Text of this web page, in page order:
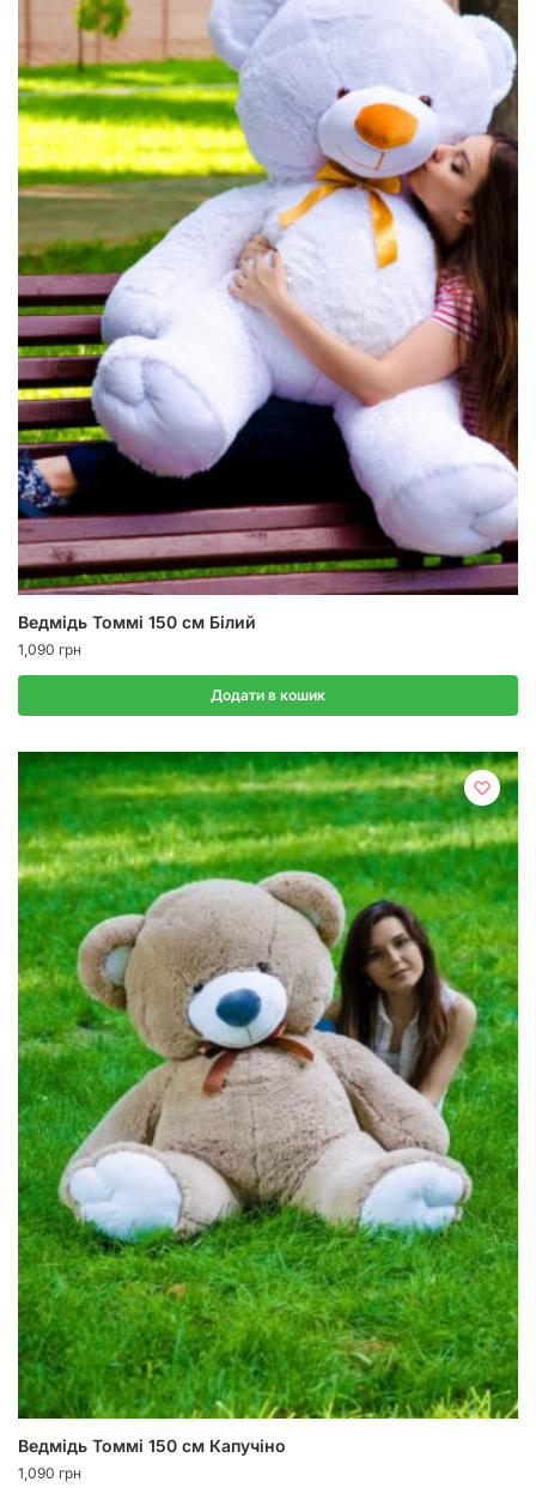
Ведмідь Томмі 150 см Білий
1,090 грн
Додати в кошик
Ведмідь Томмі 150 см Капучіно
1,090 грн